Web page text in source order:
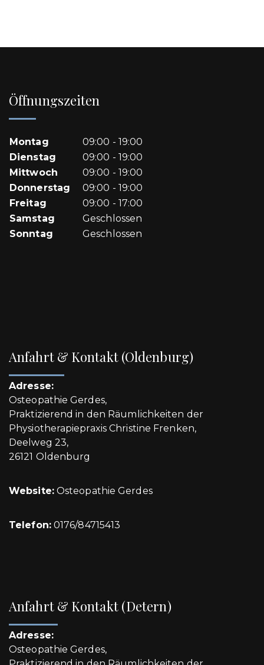
Öffnungszeiten
Montag
09:00 - 19:00
Dienstag
09:00 - 19:00
Mittwoch
09:00 - 19:00
Donnerstag
09:00 - 19:00
Freitag
09:00 - 17:00
Samstag
Geschlossen
Sonntag
Geschlossen
Anfahrt & Kontakt (Oldenburg)
Adresse:
Osteopathie Gerdes,
Praktizierend in den Räumlichkeiten der
Physiotherapiepraxis Christine Frenken,
Deelweg 23,
26121 Oldenburg
Website: Osteopathie Gerdes
Telefon:0176/84715413
Anfahrt & Kontakt (Detern)
Adresse:
Osteopathie Gerdes,